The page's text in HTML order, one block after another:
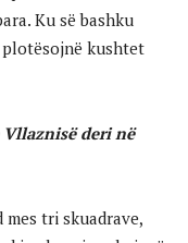
Ku së bashku
plotësojnë kushtet
deri në
mes tri skuadrave,